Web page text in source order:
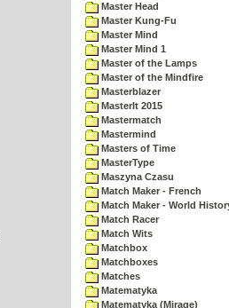
Master Head
Master Kung-Fu
Master Mind
Master Mind 1
Master of the Lamps
Master of the Mindfire
Masterblazer
MasterIt 2015
Mastermatch
Mastermind
Masters of Time
MasterType
Maszyna Czasu
Match Maker - French
Match Maker - World
Match Racer
Match Wits
Matchbox
Matchboxes
Matches
Matematyka
Matematyka (Mirage)